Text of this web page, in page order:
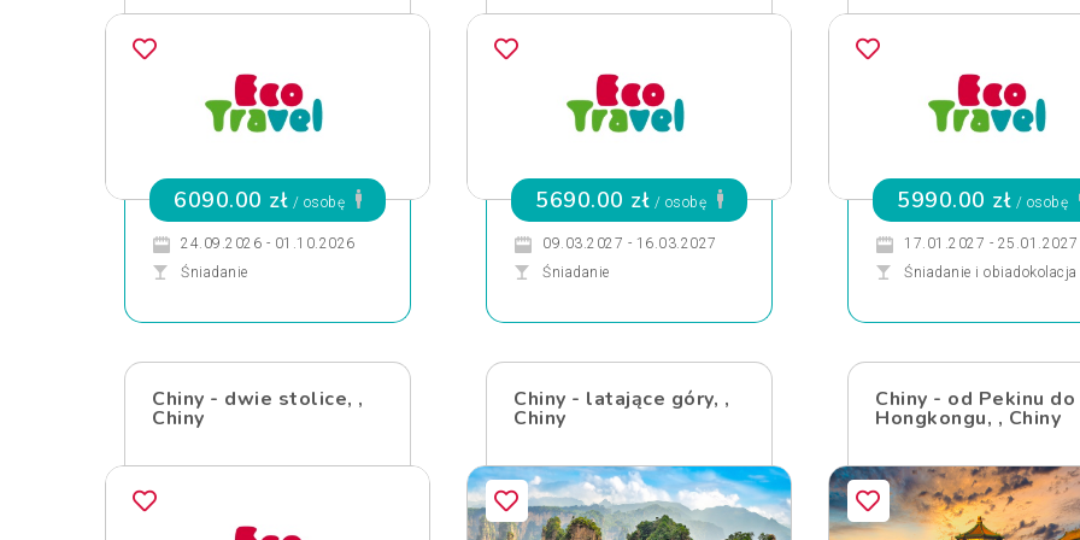
6090.00 zł / osobę
24.09.2026 - 01.10.2026
Śniadanie
5690.00 zł / osobę
09.03.2027 - 16.03.2027
Śniadanie
5990.00 zł / osobę
17.01.2027 - 25.01.2027
Śniadanie i obiadokolacja
Chiny - dwie stolice, ,
Chiny
Chiny - latające góry, ,
Chiny
Chiny - od Pekinu do
Hongkongu, , Chiny